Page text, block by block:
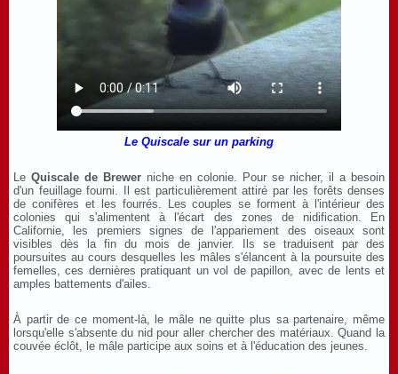
Le Quiscale sur un parking
Le Quiscale de Brewer niche en colonie. Pour se nicher, il a besoin
d'un feuillage fourni. Il est particulièrement attiré par les forêts denses
de conifères et les fourrés. Les couples se forment à l'intérieur des
colonies qui s'alimentent à l'écart des zones de nidification. En
Californie, les premiers signes de l'appariement des oiseaux sont
visibles dès la fin du mois de janvier. Ils se traduisent par des
poursuites au cours desquelles les mâles s'élancent à la poursuite des
femelles, ces dernières pratiquant un vol de papillon, avec de lents et
amples battements d'ailes.
À partir de ce moment-là, le mâle ne quitte plus sa partenaire, même
lorsqu'elle s'absente du nid pour aller chercher des matériaux. Quand la
couvée éclôt, le mâle participe aux soins et à l'éducation des jeunes.